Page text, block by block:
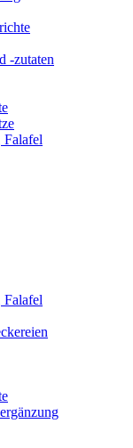
-zutaten
Falafel
Falafel